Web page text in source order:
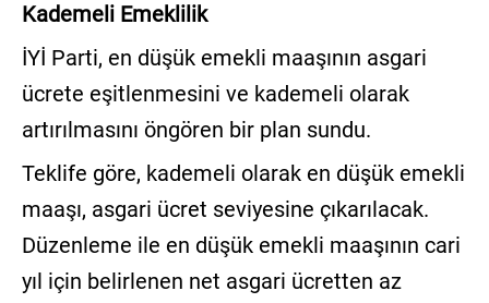
Kademeli Emeklilik
İYİ Parti, en düşük emekli maaşının asgari
ücrete eşitlenmesini ve kademeli olarak
artırılmasını öngören bir plan sundu.
Teklife göre, kademeli olarak en düşük emekli
maaşı, asgari ücret seviyesine çıkarılacak.
Düzenleme ile en düşük emekli maaşının cari
yıl için belirlenen net asgari ücretten az